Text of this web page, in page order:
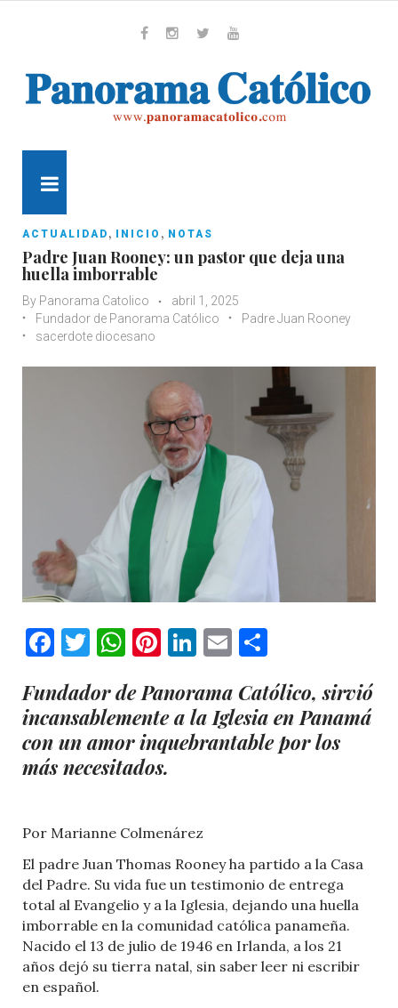
ACTUALIDAD , INICIO , NOTAS
Padre Juan Rooney: un pastor que deja una
huella imborrable
By Panorama Catolico
abril 1, 2025
Fundador de Panorama Católico
Padre Juan Rooney
sacerdote diocesano
Facebook
Twitter
WhatsApp
Pinterest
LinkedIn
Email
Fundador de Panorama Católico, sirvió
incansablemente a la Iglesia en Panamá
con un amor inquebrantable por los
más necesitados.
Por Marianne Colmenárez
El padre Juan Thomas Rooney ha partido a la Casa
del Padre. Su vida fue un testimonio de entrega
total al Evangelio y a la Iglesia, dejando una huella
imborrable en la comunidad católica panameña.
Nacido el 13 de julio de 1946 en Irlanda, a los 21
años dejó su tierra natal, sin saber leer ni escribir
en español.